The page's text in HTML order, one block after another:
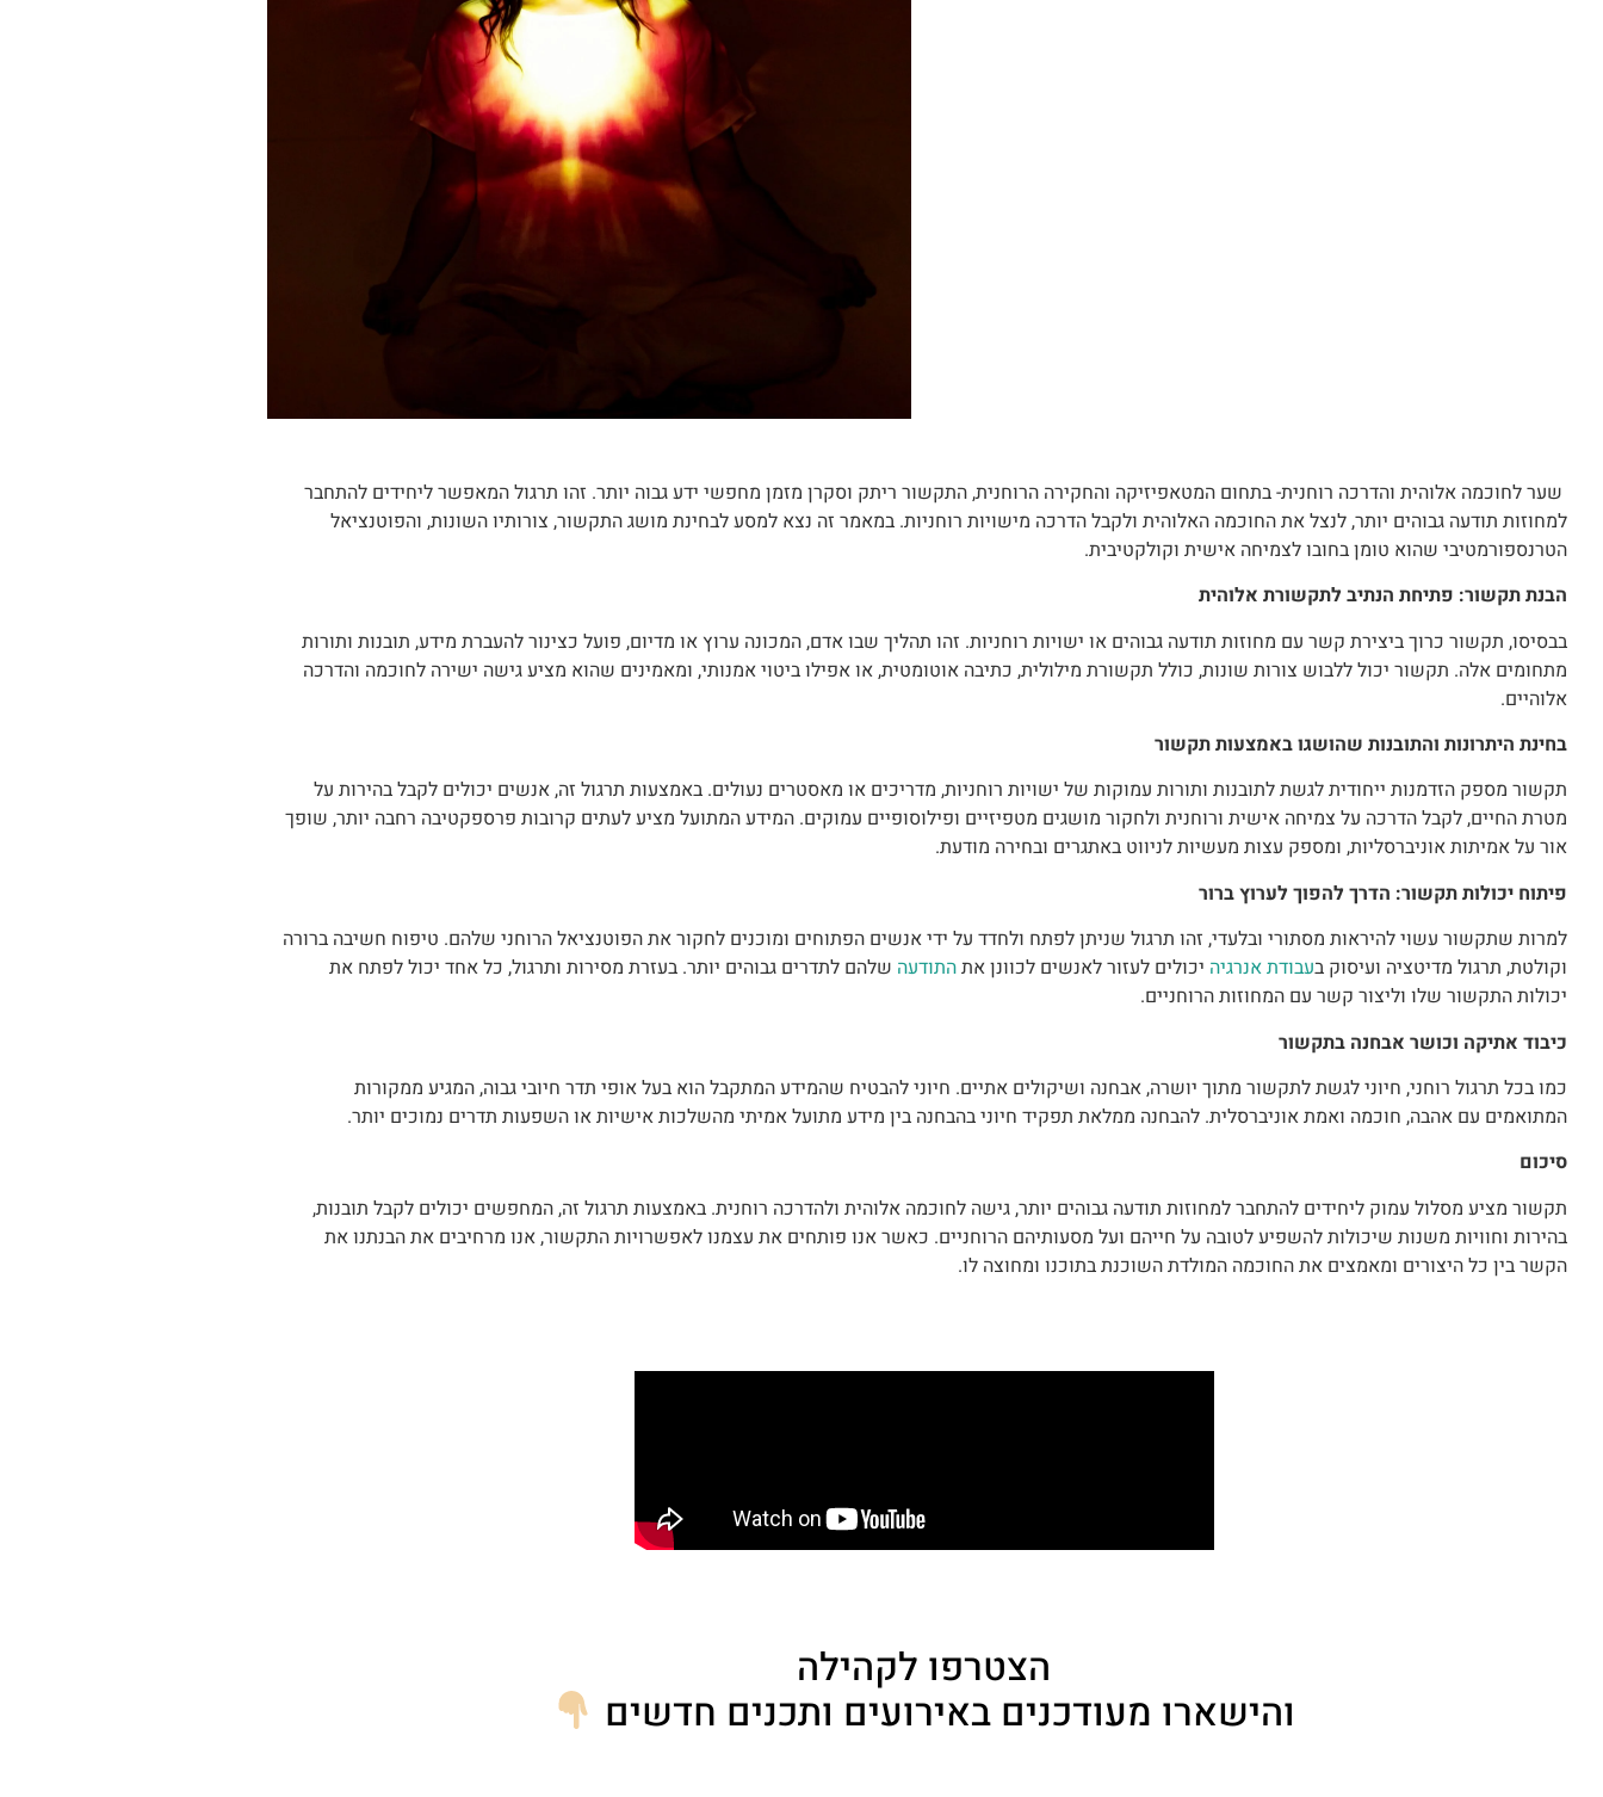
שער לחוכמה אלוהית והדרכה רוחנית- בתחום המטאפיזיקה והחקירה הרוחנית, התקשור ריתק וסקרן מזמן מחפשי ידע גבוה יותר. זהו תרגול המאפשר ליחידים להתחבר
למחוזות תודעה גבוהים יותר, לנצל את החוכמה האלוהית ולקבל הדרכה מישויות רוחניות. במאמר זה נצא למסע לבחינת מושג התקשור, צורותיו השונות, והפוטנציאל
הטרנספורמטיבי שהוא טומן בחובו לצמיחה אישית וקולקטיבית.
הבנת תקשור: פתיחת הנתיב לתקשורת אלוהית
בבסיסו, תקשור כרוך ביצירת קשר עם מחוזות תודעה גבוהים או ישויות רוחניות. זהו תהליך שבו אדם, המכונה ערוץ או מדיום, פועל כצינור להעברת מידע, תובנות ותורות
מתחומים אלה. תקשור יכול ללבוש צורות שונות, כולל תקשורת מילולית, כתיבה אוטומטית, או אפילו ביטוי אמנותי, ומאמינים שהוא מציע גישה ישירה לחוכמה והדרכה
אלוהיים.
בחינת היתרונות והתובנות שהושגו באמצעות תקשור
תקשור מספק הזדמנות ייחודית לגשת לתובנות ותורות עמוקות של ישויות רוחניות, מדריכים או מאסטרים נעולים. באמצעות תרגול זה, אנשים יכולים לקבל בהירות על
מטרת החיים, לקבל הדרכה על צמיחה אישית ורוחנית ולחקור מושגים מטפיזיים ופילוסופיים עמוקים. המידע המתועל מציע לעתים קרובות פרספקטיבה רחבה יותר, שופך
אור על אמיתות אוניברסליות, ומספק עצות מעשיות לניווט באתגרים ובחירה מודעת.
פיתוח יכולות תקשור: הדרך להפוך לערוץ ברור
למרות שתקשור עשוי להיראות מסתורי ובלעדי, זהו תרגול שניתן לפתח ולחדד על ידי אנשים הפתוחים ומוכנים לחקור את הפוטנציאל הרוחני שלהם. טיפוח חשיבה ברורה
וקולטת, תרגול מדיטציה ועיסוק בעבודת אנרגיה יכולים לעזור לאנשים לכוונן אתהתודעה שלהם לתדרים גבוהים יותר. בעזרת מסירות ותרגול, כל אחד יכול לפתח את
יכולות התקשור שלו וליצור קשר עם המחוזות הרוחניים.
כיבוד אתיקה וכושר אבחנה בתקשור
כמו בכל תרגול רוחני, חיוני לגשת לתקשור מתוך יושרה, אבחנה ושיקולים אתיים. חיוני להבטיח שהמידע המתקבל הוא בעל אופי תדר חיובי גבוה, המגיע ממקורות
המתואמים עם אהבה, חוכמה ואמת אוניברסלית. להבחנה ממלאת תפקיד חיוני בהבחנה בין מידע מתועל אמיתי מהשלכות אישיות או השפעות תדרים נמוכים יותר.
סיכום
תקשור מציע מסלול עמוק ליחידים להתחבר למחוזות תודעה גבוהים יותר, גישה לחוכמה אלוהית ולהדרכה רוחנית. באמצעות תרגול זה, המחפשים יכולים לקבל תובנות,
בהירות וחוויות משנות שיכולות להשפיע לטובה על חייהם ועל מסעותיהם הרוחניים. כאשר אנו פותחים את עצמנו לאפשרויות התקשור, אנו מרחיבים את הבנתנו את
הקשר בין כל היצורים ומאמצים את החוכמה המולדת השוכנת בתוכנו ומחוצה לו.
הצטרפו לקהילה
והישארו מעודכנים באירועים ותכנים חדשים